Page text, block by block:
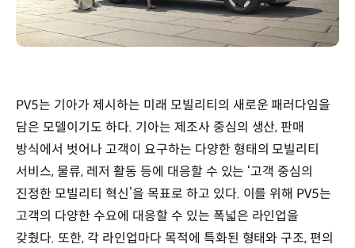
PV5는 기아가 제시하는 미래 모빌리티의 새로운 패러다임을
담은 모델이기도 하다. 기아는 제조사 중심의 생산, 판매
방식에서 벗어나 고객이 요구하는 다양한 형태의 모빌리티
서비스, 물류, 레저 활동 등에 대응할 수 있는 ‘고객 중심의
진정한 모빌리티 혁신’을 목표로 하고 있다. 이를 위해 PV5는
고객의 다양한 수요에 대응할 수 있는 폭넓은 라인업을
갖췄다. 또한, 각 라인업마다 목적에 특화된 형태와 구조, 편의